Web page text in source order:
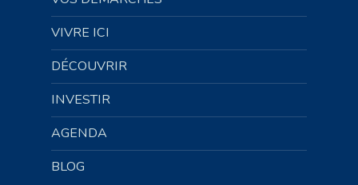
VIVRE ICI
DÉCOUVRIR
INVESTIR
AGENDA
BLOG